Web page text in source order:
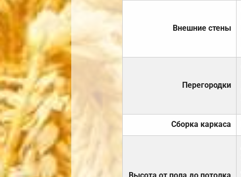
Внешние стены
Перегородки
Сборка каркаса
Высота от пола до потолка